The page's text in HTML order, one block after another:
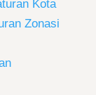
Kota
Zonasi